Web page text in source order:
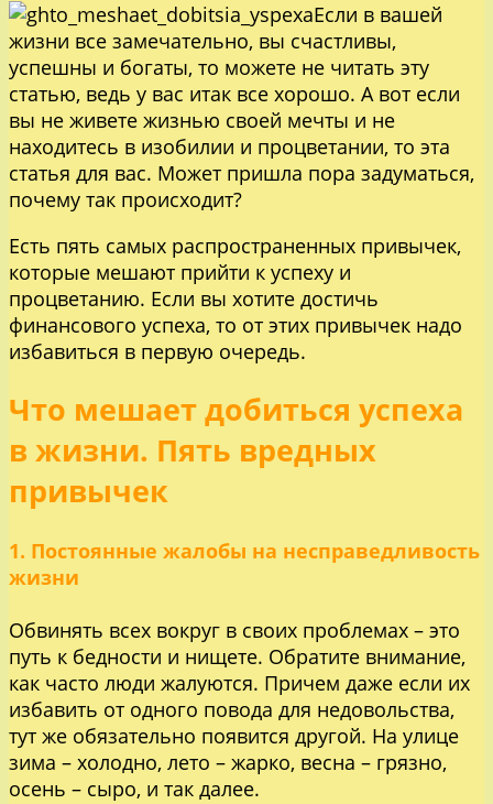
Если в вашей
жизни все замечательно, вы счастливы,
успешны и богаты, то можете не читать эту
статью, ведь у вас итак все хорошо. А вот если
вы не живете жизнью своей мечты и не
находитесь в изобилии и процветании, то эта
статья для вас. Может пришла пора задуматься,
почему так происходит?
Есть пять самых распространенных привычек,
которые мешают прийти к успеху и
процветанию. Если вы хотите достичь
финансового успеха, то от этих привычек надо
избавиться в первую очередь.
Что мешает добиться успеха
в жизни. Пять вредных
привычек
1. Постоянные жалобы на несправедливость
жизни
Обвинять всех вокруг в своих проблемах – это
путь к бедности и нищете. Обратите внимание,
как часто люди жалуются. Причем даже если их
избавить от одного повода для недовольства,
тут же обязательно появится другой. На улице
зима – холодно, лето – жарко, весна – грязно,
осень – сыро, и так далее.